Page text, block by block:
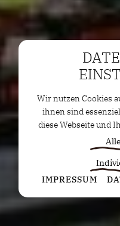
Wir nutzen Cookies
ihnen sind
diese Webseite und
Statistiken
Diese Cookies
Informationen
unsere Website
IMPRESSUM